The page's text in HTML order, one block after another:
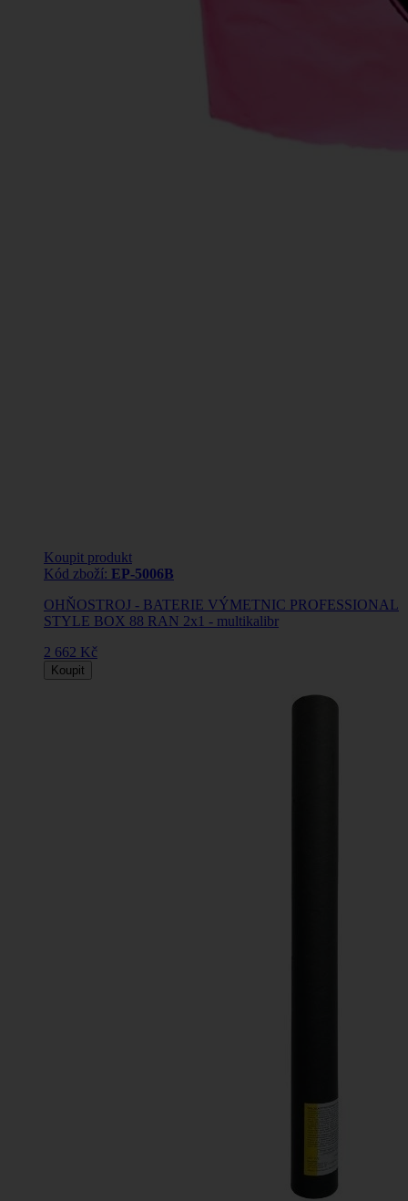
Koupit produkt
Kód zboží: EP-5006B
OHŇOSTROJ - BATERIE VÝMETNIC PROFESSIONAL
STYLE BOX 88 RAN 2x1 - multikalibr
2 662 Kč
Koupit